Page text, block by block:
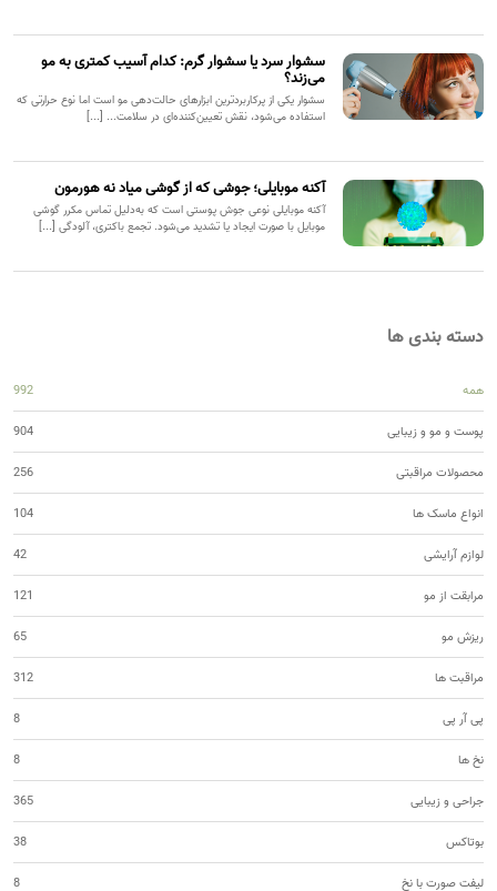
سشوار سرد یا سشوار گرم: کدام آسیب کمتری به مو
می‌زند؟
سشوار یکی از پرکاربردترین ابزارهای حالت‌دهی مو است اما نوع حرارتی که
استفاده می‌شود، نقش تعیین‌کننده‌ای در سلامت... [...]
آکنه موبایلی؛ جوشی که از گوشی میاد نه هورمون
آکنه موبایلی نوعی جوش پوستی است که به‌دلیل تماس مکرر گوشی
موبایل با صورت ایجاد یا تشدید می‌شود. تجمع باکتری، آلودگی [...]
دسته بندی ها
همه 992
پوست و مو و زیبایی 904
محصولات مراقبتی 256
انواع ماسک ها 104
لوازم آرایشی 42
مرابقت از مو 121
ریزش مو 65
مراقبت ها 312
پی آر پی 8
نخ ها 8
جراحی و زیبایی 365
بوتاکس 38
لیفت صورت با نخ 8